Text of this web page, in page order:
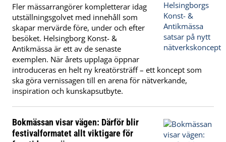
Fler mässarrangörer kompletterar idag
utställningsgolvet med innehåll som
skapar mervärde före, under och efter
besöket. Helsingborg Konst- &
Antikmässa är ett av de senaste
exemplen. När årets upplaga öppnar
introduceras en helt ny kreatörsträff – ett koncept som
ska göra vernissagen till en arena för nätverkande,
inspiration och kunskapsutbyte.
Bokmässan visar vägen: Därför blir
festivalformatet allt viktigare för